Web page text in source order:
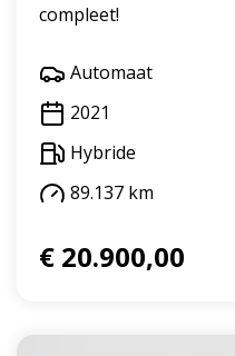
compleet!
Automaat
2021
Hybride
89.137 km
€ 20.900,00